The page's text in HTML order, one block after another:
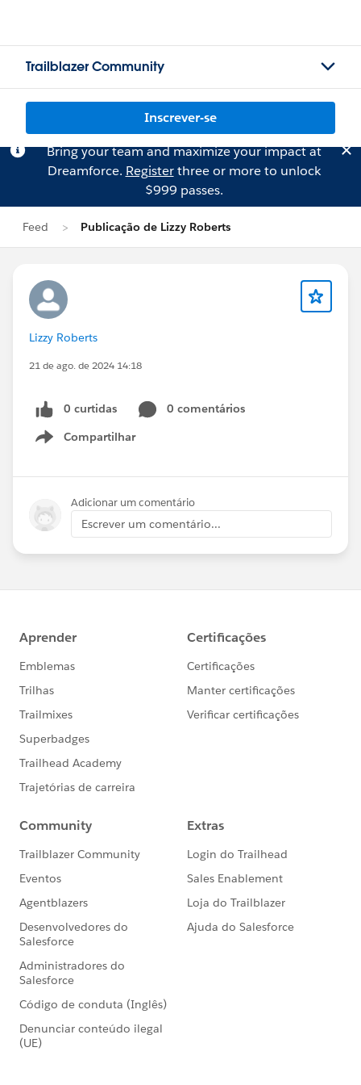
Trailblazer Community
Inscrever-se
Bring your team and maximize your impact at
Dreamforce. Registerthree or more to unlock
$999 passes.
Feed Publicação de Lizzy Roberts
Lizzy Roberts
21 de ago. de 2024 14:18
0 curtidas
0 comentários
Compartilhar
Show menu
Adicionar um comentário
Escrever um comentário...